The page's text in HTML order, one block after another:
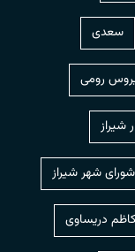
سعدی
رومی
شیراز
شورای شهر شیراز
دریساوی